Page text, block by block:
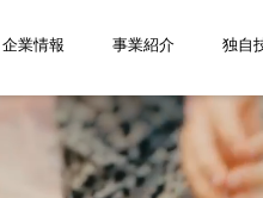
企業情報 事業紹介 独自